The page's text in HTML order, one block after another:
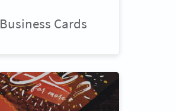
Business Cards